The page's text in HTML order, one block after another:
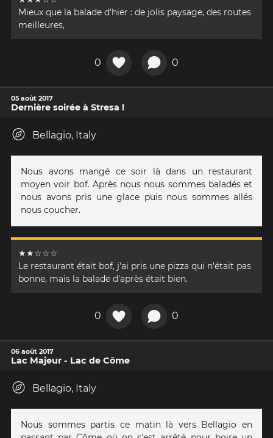
Mieux que la balade d'hier : de jolis paysage, des routes
meilleures,
0 0
05 août 2017
Dernière soirée à Stresa !
Bellagio, Italy
Nous avons mangé ce soir là dans un restaurant
moyen voir bof. Après nous nous sommes baladés et
nous avons pris une glace puis nous sommes allés
nous coucher.
★★☆☆☆
Le restaurant était bof, j'ai pris une pizza qui n'était pas
bonne, mais la balade d'après était bien.
0 0
06 août 2017
Lac Majeur - Lac de Côme
Bellagio, Italy
Nous sommes partis ce matin là vers Bellagio en